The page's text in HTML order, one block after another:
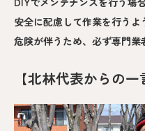
安全に配慮して作業を行う
危険が伴うため、必ず専門業
【北林代表からの一